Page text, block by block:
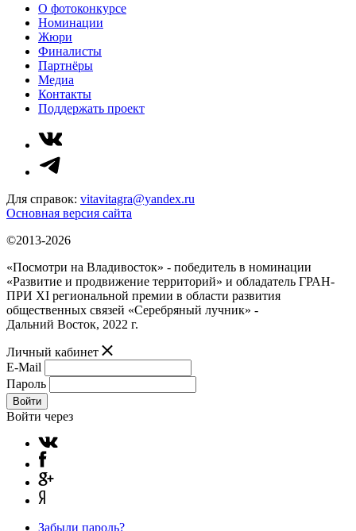
О фотоконкурсе
Номинации
Жюри
Финалисты
Партнёры
Медиа
Контакты
Поддержать проект
Для справок: vitavitagra@yandex.ru
Основная версия сайта
©2013-2026
«Посмотри на Владивосток» - победитель в номинации
«Развитие и продвижение территорий» и обладатель ГРАН-
ПРИ XI региональной премии в области развития
общественных связей «Серебряный лучник» -
Дальний Восток, 2022 г.
Личный кабинет
E-Mail
Пароль
Войти
Войти через
Забыли пароль?